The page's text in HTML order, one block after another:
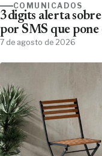
COMUNICADOS
3digits alerta
por SMS que pone
7 de agosto de 2026